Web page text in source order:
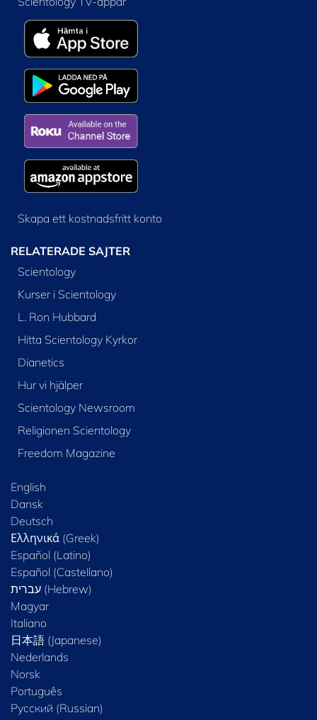
Skapa ett kostnadsfritt konto
RELATERADE SAJTER
Scientology
Kurser i Scientology
L. Ron Hubbard
Hitta Scientology Kyrkor
Dianetics
Hur vi hjälper
Scientology Newsroom
Religionen Scientology
Freedom Magazine
English
Dansk
Deutsch
Ελληνικά (Greek)
Español (Latino)
Español (Castellano)
Magyar
Italiano
日本語 (Japanese)
Nederlands
Norsk
Português
Русский (Russian)